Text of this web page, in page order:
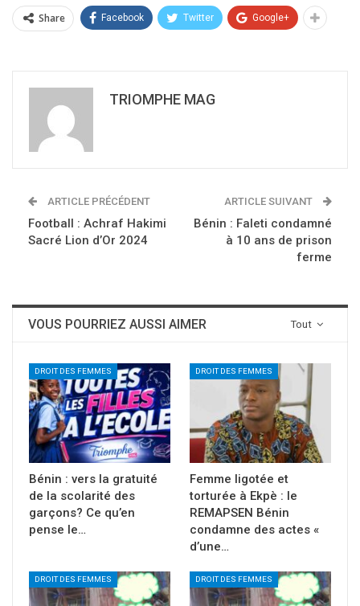
Share Facebook Twitter Google+
TRIOMPHE MAG
ARTICLE PRÉCÉDENT
Football : Achraf Hakimi
Sacré Lion d’Or 2024
ARTICLE SUIVANT
Bénin : Faleti condamné
à 10 ans de prison
ferme
Tout
VOUS POURRIEZ AUSSI AIMER
DROIT DES FEMMES
Bénin : vers la gratuité
de la scolarité des
garçons? Ce qu’en
pense le…
DROIT DES FEMMES
Femme ligotée et
torturée à Ekpè : le
REMAPSEN Bénin
condamne des actes «
d’une…
DROIT DES FEMMES DROIT DES FEMMES